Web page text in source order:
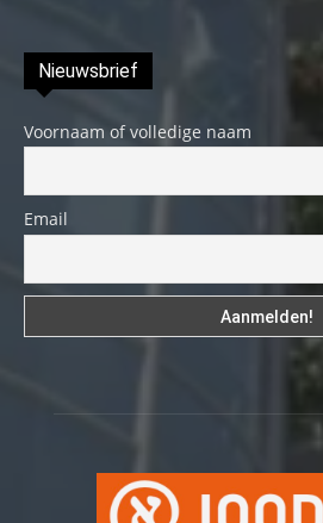
Nieuwsbrief
Voornaam of volledige naam
Email